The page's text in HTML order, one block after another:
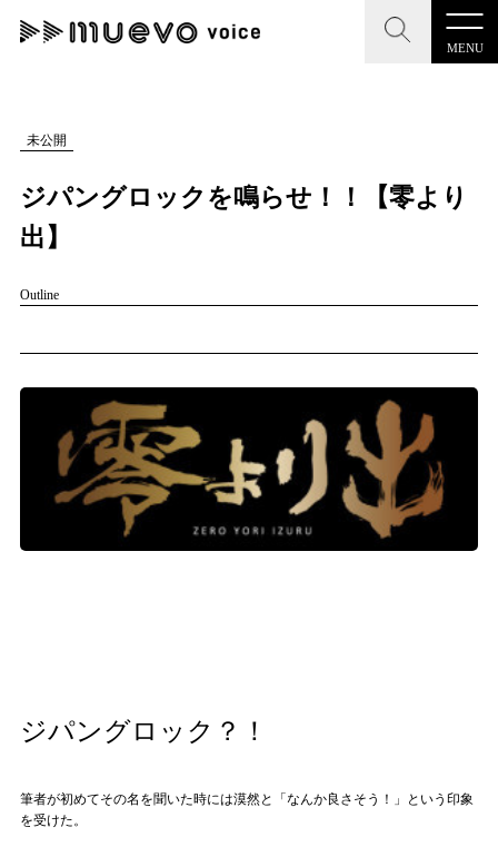
MENU
CLOSE
記事を検索する
人気ワード
#男性SSW #ポップス #女性SSW #ロック
#ヒップホップ #男性シンガーグループ #R&B/ソウル
CLOSE
"読者の声を形にする”音楽特化メディア
MENU
プレスリリース一覧
会社概要
お問い合わせ
記事リクエスト
muevoコミュニティ
未公開
ジパングロックを鳴らせ！！【零より
出】
Outline
ジパングロック？！
筆者が初めてその名を聞いた時には漠然と「なんか良さそう！」という印象
を受けた。